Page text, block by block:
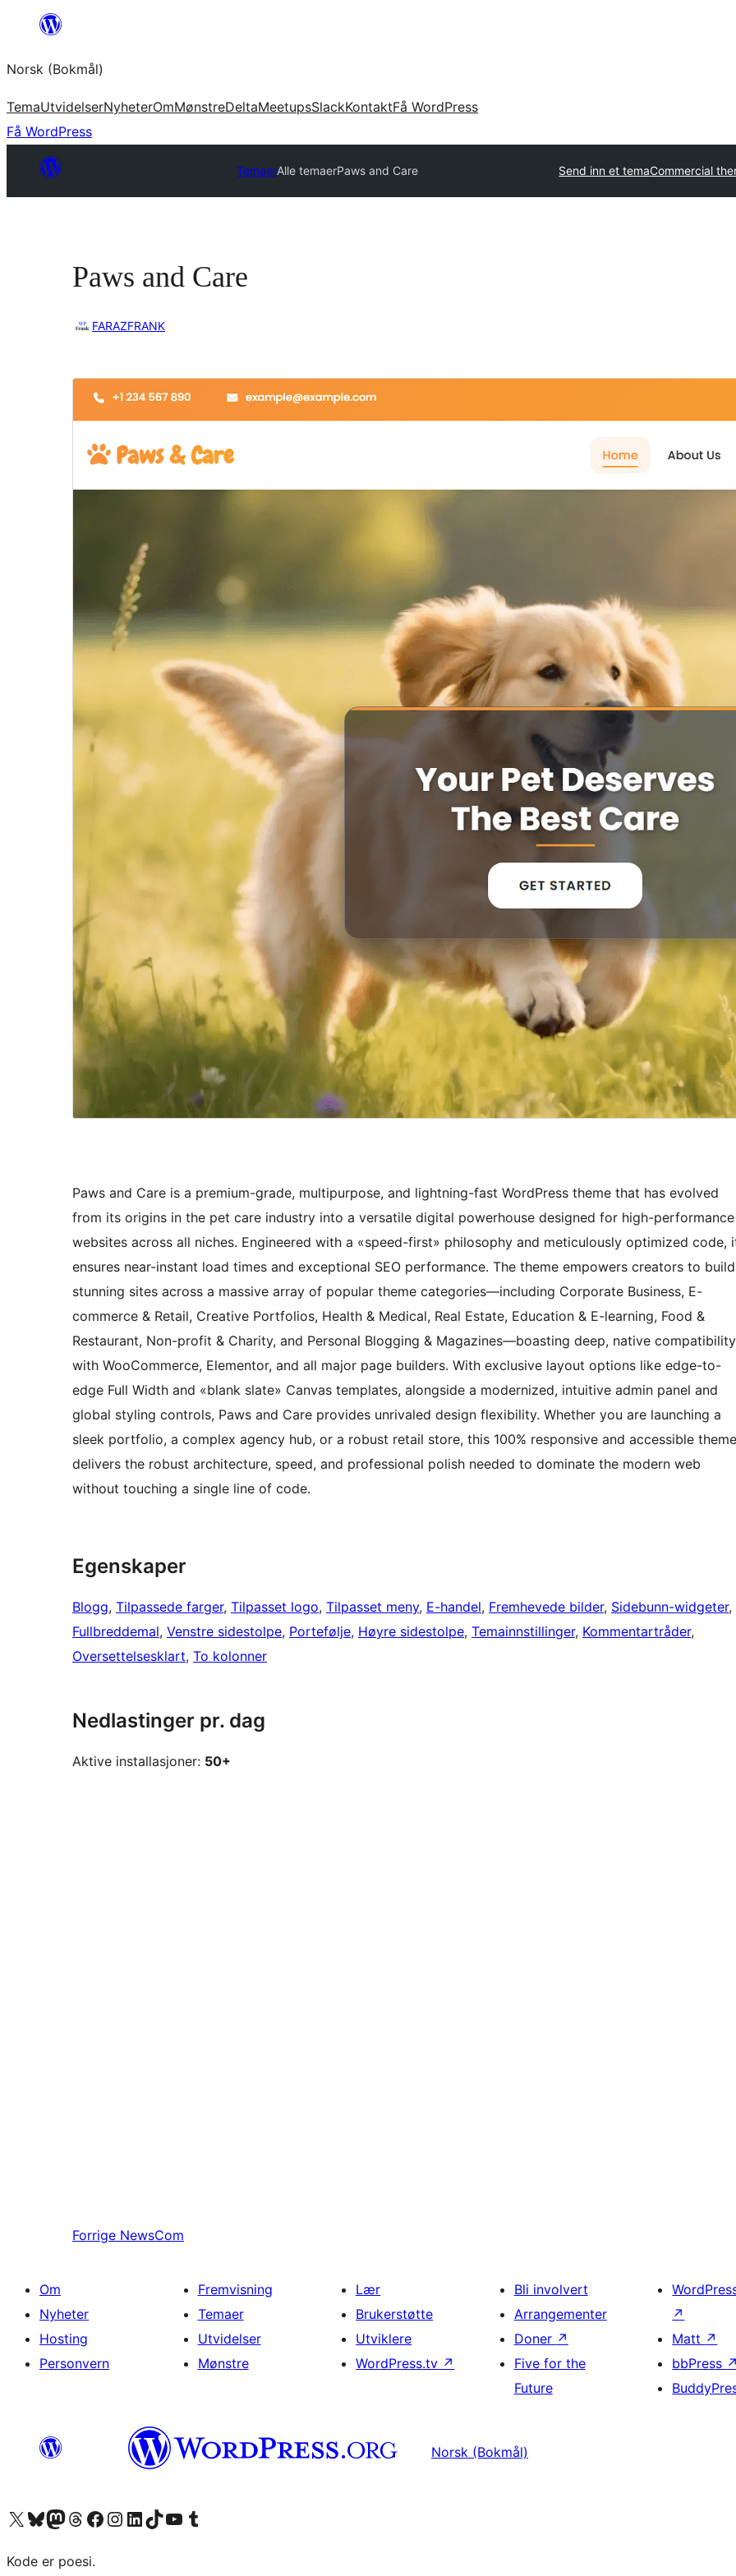
Hopp
innhold
Norsk (Bokmål)
TemaUtvidelserNyheterOmMønstreDeltaMeetupsSlackKontaktFå WordPress
Få WordPress
TemaerAlle temaerPaws and Care Send inn et temaCommercial
Paws and Care
FARAZFRANK
Paws and Care is a premium-grade, multipurpose, and lightning-fast WordPress theme that has evolved
from its origins in the pet care industry into a versatile digital powerhouse designed for high-performance
websites across all niches. Engineered with a «speed-first» philosophy and meticulously optimized code,
ensures near-instant load times and exceptional SEO performance. The theme empowers creators to build
stunning sites across a massive array of popular theme categories—including Corporate Business, E-
commerce & Retail, Creative Portfolios, Health & Medical, Real Estate, Education & E-learning, Food &
Restaurant, Non-profit & Charity, and Personal Blogging & Magazines—boasting deep, native compatibility
with WooCommerce, Elementor, and all major page builders. With exclusive layout options like edge-to-
edge Full Width and «blank slate» Canvas templates, alongside a modernized, intuitive admin panel and
global styling controls, Paws and Care provides unrivaled design flexibility. Whether you are launching a
sleek portfolio, a complex agency hub, or a robust retail store, this 100% responsive and accessible theme
delivers the robust architecture, speed, and professional polish needed to dominate the modern web
without touching a single line of code.
Egenskaper
Blogg, Tilpassede farger, Tilpasset logo, Tilpasset meny, E-handel, Fremhevede bilder, Sidebunn-widgeter
Fullbreddemal, Venstre sidestolpe, Portefølje, Høyre sidestolpe, Temainnstillinger, Kommentartråder
Oversettelsesklart, To kolonner
Nedlastinger pr. dag
Aktive installasjoner: 50+
Forrige NewsCom
Om
Nyheter
Hosting
Personvern
Fremvisning
Temaer
Utvidelser
Mønstre
Lær
Brukerstøtte
Utviklere
WordPress.tv ↗
Bli involvert
Arrangementer
Doner ↗
Five for the
Future
↗
Matt ↗
bbPress ↗
Norsk (Bokmål)
Besøk vår konto på X Visit our Bluesky account
Besøk vår Mastodon-konto
Visit our Threads account
Besøk vår Facebook-sideBesøk vår Instagram-konto
Besøk vår LinkedIn-konto
Visit our TikTok account
Visit our YouTube channel
Visit our Tumblr account
Kode er poesi.